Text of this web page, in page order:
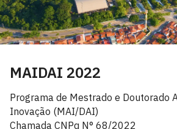
MAIDAI 2022
Programa de Mestrado e Doutorado
Inovação (MAI/DAI)
Chamada CNPq N° 68/2022